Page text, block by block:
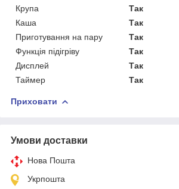
Крупа
Так
Каша
Так
Приготування на пару
Так
Функція підігріву
Так
Дисплей
Так
Таймер
Так
Приховати
Умови доставки
Нова Пошта
Укрпошта